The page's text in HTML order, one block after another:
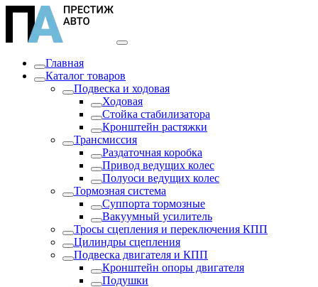
Главная
Каталог товаров
Подвеска и ходовая
Ходовая
Стойка стабилизатора
Кронштейн растяжки
Трансмиссия
Раздаточная коробка
Привод ведущих колес
Полуоси ведущих колес
Тормозная система
Суппорта тормозные
Вакуумный усилитель
Тросы сцепления и переключения КПП
Цилиндры сцепления
Подвеска двигателя и КПП
Кронштейн опоры двигателя
Подушки